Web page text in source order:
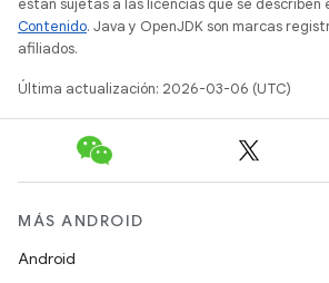
están sujetas a las licencias que se describen
Contenido. Java y OpenJDK son marcas
afiliados.
Última actualización: 2026-03-06 (UTC)
MÁS ANDROID
Android